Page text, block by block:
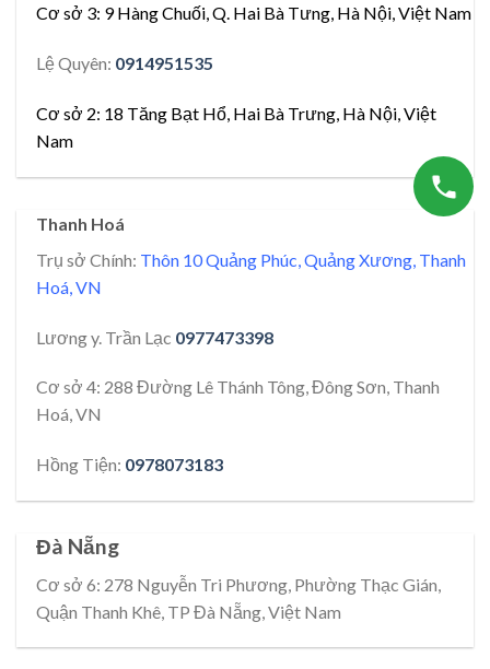
Cơ sở 3: 9 Hàng Chuối, Q. Hai Bà Tưng, Hà Nội, Việt Nam
Lệ Quyên: 0914951535
Cơ sở 2: 18 Tăng Bạt Hổ, Hai Bà Trưng, Hà Nội, Việt
Nam
Thanh Hoá
Trụ sở Chính: Thôn 10 Quảng Phúc, Quảng Xương, Thanh
Hoá, VN
Lương y. Trần Lạc 0977473398
Cơ sở 4: 288 Đường Lê Thánh Tông, Đông Sơn, Thanh
Hoá, VN
Hồng Tiện: 0978073183
Đà Nẵng
Cơ sở 6: 278 Nguyễn Tri Phương, Phường Thạc Gián,
Quận Thanh Khê, TP Đà Nẵng, Việt Nam